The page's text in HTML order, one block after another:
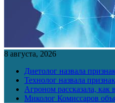
8 августа, 2026
Диетолог назвала
Технолог назвала
Агроном рассказала,
Миколог Комиссаров